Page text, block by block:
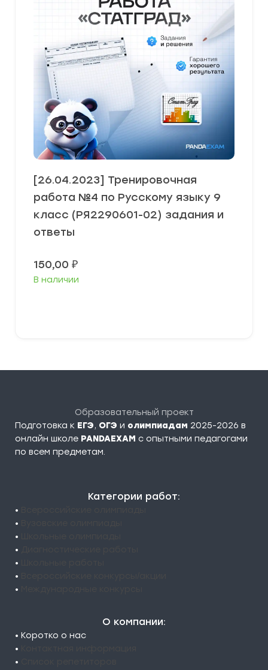
[26.04.2023] Тренировочная
работа №4 по Русскому языку 9
класс (РЯ2290601-02) задания и
ответы
150,00 ₽
В наличии
Образовательный проект
Подготовка к ЕГЭ, ОГЭ и олимпиадам 2025-2026 в
онлайн школе PANDAEXAM c опытными педагогами
по всем предметам.
Категории работ:
•
•
•
•
•
•
•
О компании:
• Коротко о нас
•
•